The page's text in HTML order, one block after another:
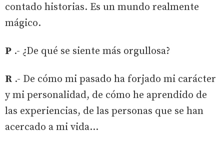
contado historias. Es un mundo realmente
mágico.
P .- ¿De qué se siente más orgullosa?
R .- De cómo mi pasado ha forjado mi carácter
y mi personalidad, de cómo he aprendido de
las experiencias, de las personas que se han
acercado a mi vida…